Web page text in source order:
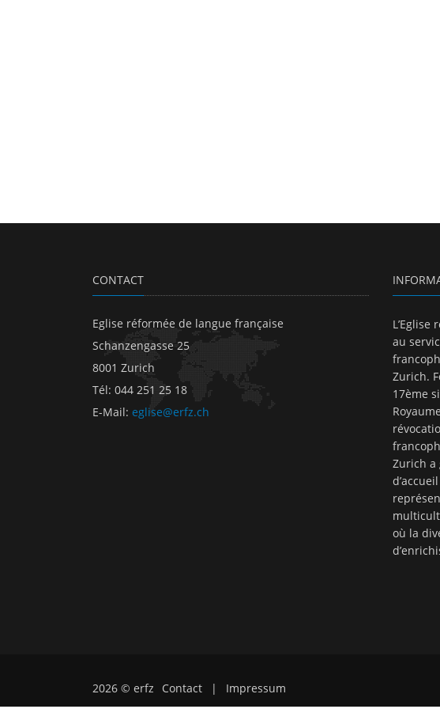
CONTACT
Eglise réformée de langue française
Schanzengasse 25
8001 Zurich
Tél: 044 251 25 18
E-Mail: eglise@erfz.ch
au
Zurich.
17ème
Zurich a
où la
2026 © erfz Contact | Impressum